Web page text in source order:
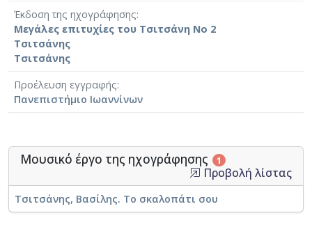
Έκδοση της ηχογράφησης
Μεγάλες επιτυχίες του Τσιτσάνη Νο 2
Τσιτσάνης
Τσιτσάνης
Προέλευση εγγραφής
Πανεπιστήμιο Ιωαννίνων
Μουσικό έργο της ηχογράφησης 1
Προβολή λίστας
Τσιτσάνης, Βασίλης. Το σκαλοπάτι σου